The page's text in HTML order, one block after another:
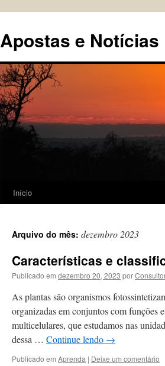
conteúdo
Apostas e Notícias
Início
Arquivo do mês: dezembro 2023
Características e
Publicado em dezembro 20, 2023 por
As plantas são organismos
organizadas em conjuntos com funções
multicelulares, que estudamos nas
dessa … Continue lendo →
Publicado em Aprenda | Deixe um comentário